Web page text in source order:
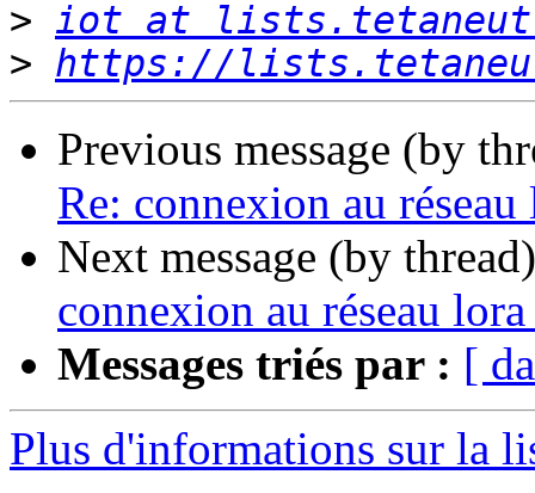
> iot at
> https://
Previous message (by
Re: connexion au
Next message (by
connexion au réseau
Messages triés par : [
Plus d'informations sur la